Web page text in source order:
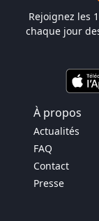
Rejoignez les
chaque jour
À propos
Actualités
FAQ
Contact
Presse